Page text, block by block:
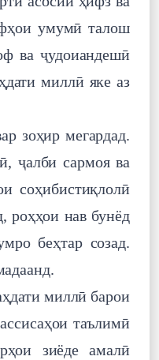
умумӣ талош
ва ҷудоиандешӣ
миллӣ яке аз
зоҳир мегардад.
ҷалби сармоя ва
соҳибистиқлолӣ
роҳҳои нав бунёд
беҳтар созад.
миллӣ барои
таълимӣ
зиёде амалӣ